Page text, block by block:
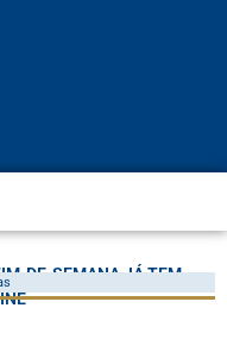
DE-SEMANA JÁ TEM